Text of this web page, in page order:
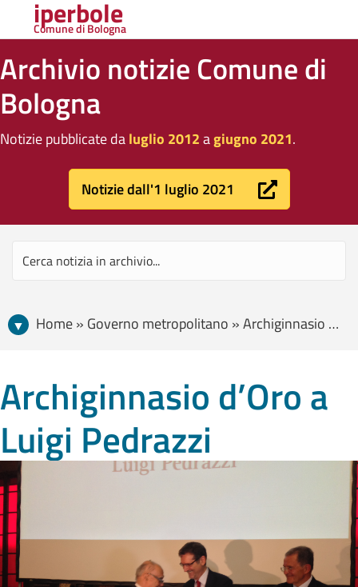
iperbole
Comune di Bologna
Archivio notizie Comune di
Bologna
Notizie pubblicate daluglio 2012agiugno 2021.
Notizie dall'1 luglio 2021
Home » Governo metropolitano » Archiginnasio d’Oro a Luigi Pedrazzi
Archiginnasio d’Oro a
Luigi Pedrazzi